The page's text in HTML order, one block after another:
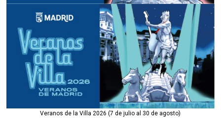
Veranos de la Villa 2026 (7 de julio al 30 de agosto)